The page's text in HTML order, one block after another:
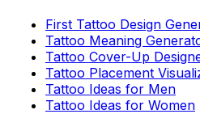
First Tattoo Design
Tattoo Meaning
Tattoo Cover-Up
Tattoo Placement
Tattoo Ideas for Men
Tattoo Ideas for Women